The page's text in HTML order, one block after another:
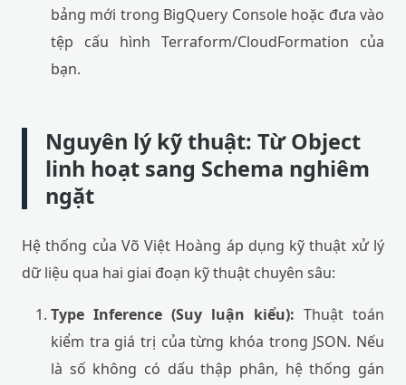
bảng mới trong BigQuery Console hoặc đưa vào
tệp cấu hình Terraform/CloudFormation của
bạn.
Nguyên lý kỹ thuật: Từ Object
linh hoạt sang Schema nghiêm
ngặt
Hệ thống của Võ Việt Hoàng áp dụng kỹ thuật xử lý
dữ liệu qua hai giai đoạn kỹ thuật chuyên sâu:
Type Inference (Suy luận kiểu): Thuật toán
kiểm tra giá trị của từng khóa trong JSON. Nếu
là số không có dấu thập phân, hệ thống gán